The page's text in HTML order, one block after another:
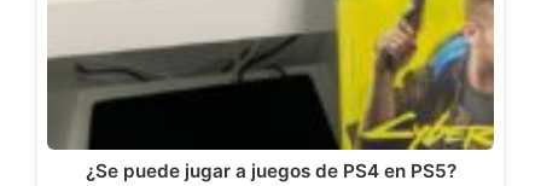
¿Se puede jugar a juegos de PS4 en PS5?